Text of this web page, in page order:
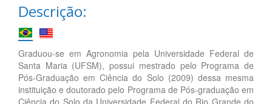
Descrição:
Graduou-se em Agronomia pela Universidade Federal de
Santa Maria (UFSM), possui mestrado pelo Programa de
Pós-Graduação em Ciência do Solo (2009) dessa mesma
instituição e doutorado pelo Programa de Pós-graduação em
Ciência do Solo da Universidade Federal do Rio Grande do